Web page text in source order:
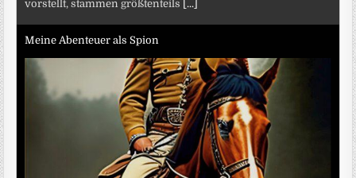
vorstellt, stammen größtenteils [...]
Meine Abenteuer als Spion